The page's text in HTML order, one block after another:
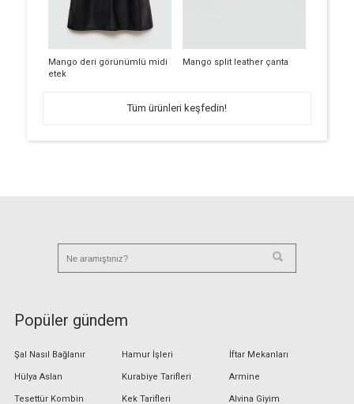
Mango deri görünümlü midi
etek
Mango split leather çanta
Tüm ürünleri keşfedin!
Popüler gündem
Şal Nasıl Bağlanır
Hülya Aslan
Tesettür Kombin
Hamur İşleri
Kurabiye Tarifleri
Kek Tarifleri
İftar Mekanları
Armine
Alvina Giyim